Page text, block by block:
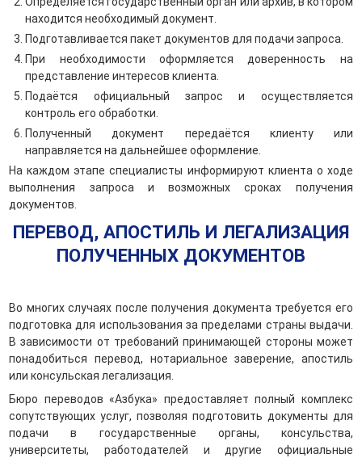
находится необходимый документ.
Подготавливается пакет документов для подачи запроса.
При необходимости оформляется доверенность на
представление интересов клиента.
Подаётся официальный запрос и осуществляется
контроль его обработки.
Полученный документ передаётся клиенту или
направляется на дальнейшее оформление.
На каждом этапе специалисты информируют клиента о ходе
выполнения запроса и возможных сроках получения
документов.
ПЕРЕВОД, АПОСТИЛЬ И ЛЕГАЛИЗАЦИЯ
ПОЛУЧЕННЫХ ДОКУМЕНТОВ
Во многих случаях после получения документа требуется его
подготовка для использования за пределами страны выдачи.
В зависимости от требований принимающей стороны может
понадобиться перевод, нотариальное заверение, апостиль
или консульская легализация.
Бюро переводов «Азбука» предоставляет полный комплекс
сопутствующих услуг, позволяя подготовить документы для
подачи в государственные органы, консульства,
университеты, работодателей и другие официальные